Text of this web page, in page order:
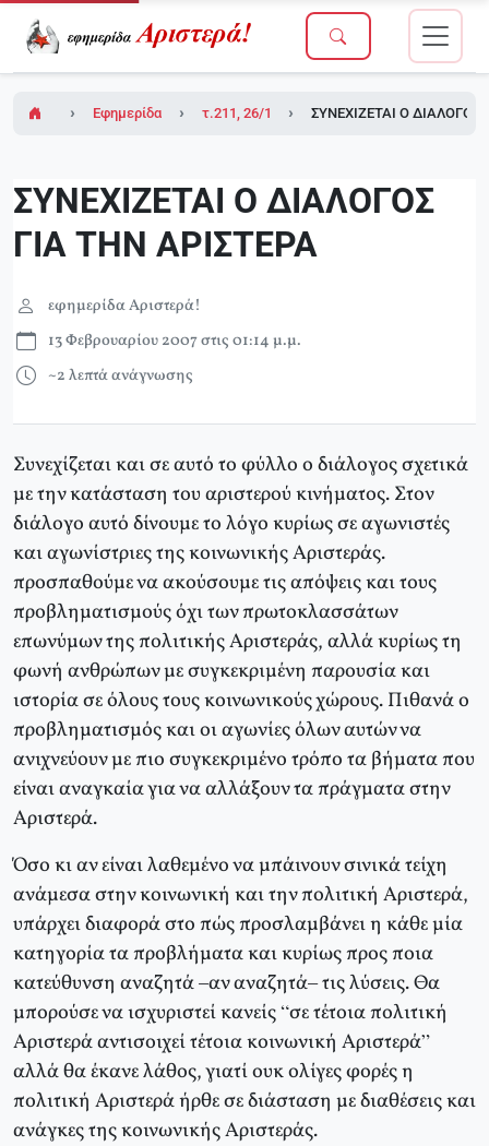
Εφημερίδα Αριστερά!τ.211, 26/1/2007 (σε ένθετο το τ.1 του
ΣΥΝΕΧΙΖΕΤΑΙ Ο ΔΙΑΛΟΓΟΣ
ΣΥΝΕΧΙΖΕΤΑΙ Ο ΔΙΑΛΟΓΟΣ
ΓΙΑ ΤΗΝ ΑΡΙΣΤΕΡΑ
εφημερίδα Αριστερά!
13 Φεβρουαρίου 2007 στις 01:14 μ.μ.
~2 λεπτά ανάγνωσης
Συνεχίζεται και σε αυτό το φύλλο ο διάλογος σχετικά
με την κατάσταση του αριστερού κινήματος. Στον
διάλογο αυτό δίνουμε το λόγο κυρίως σε αγωνιστές
και αγωνίστριες της κοινωνικής Αριστεράς.
προσπαθούμε να ακούσουμε τις απόψεις και τους
προβληματισμούς όχι των πρωτοκλασσάτων
επωνύμων της πολιτικής Αριστεράς, αλλά κυρίως τη
φωνή ανθρώπων με συγκεκριμένη παρουσία και
ιστορία σε όλους τους κοινωνικούς χώρους. Πιθανά ο
προβληματισμός και οι αγωνίες όλων αυτών να
ανιχνεύουν με πιο συγκεκριμένο τρόπο τα βήματα που
είναι αναγκαία για να αλλάξουν τα πράγματα στην
Αριστερά.
Όσο κι αν είναι λαθεμένο να μπάινουν σινικά τείχη
ανάμεσα στην κοινωνική και την πολιτική Αριστερά,
υπάρχει διαφορά στο πώς προσλαμβάνει η κάθε μία
κατηγορία τα προβλήματα και κυρίως προς ποια
κατεύθυνση αναζητά –αν αναζητά– τις λύσεις. Θα
μπορούσε να ισχυριστεί κανείς “σε τέτοια πολιτική
Αριστερά αντισοιχεί τέτοια κοινωνική Αριστερά”
αλλά θα έκανε λάθος, γιατί ουκ ολίγες φορές η
πολιτική Αριστερά ήρθε σε διάσταση με διαθέσεις και
ανάγκες της κοινωνικής Αριστεράς.